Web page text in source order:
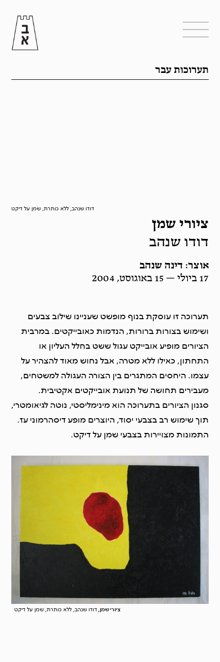
תערוכות עבר
דודו שנהב, ללא כותרת, שמן על דיקט
ציורי שמן
דודו שנהב
אוצר: דינה שנהב
17 ביולי — 15 באוגוסט, 2004
תערוכה זו עוסקת בנוף מופשט שעניינו שילוב צבעים
ושימוש בצורות ברורות, הנדמות כאובייקטים. במרבית
הציורים מופיע אובייקט עגול ששט בחלל העליון או
התחתון, כאילו ללא מטרה, אבל נחוש מאוד להצהיר על
עצמו. היחסים המתגרים בין הצורה העגולה למשטחים,
מעבירים תחושה של תנועת אובייקטים אקטיבית.
סגנון הציורים בתערוכה הוא מינימליסטי, נוטה לגיאומטרי,
תוך שימוש רב בצבעי יסוד, היוצרים מופע דיסהרמוני עז.
התמונות מצויירות בצבעי שמן על דיקט.
ציורי שמן, דודו שנהב, ללא כותרת, שמן על דיקט